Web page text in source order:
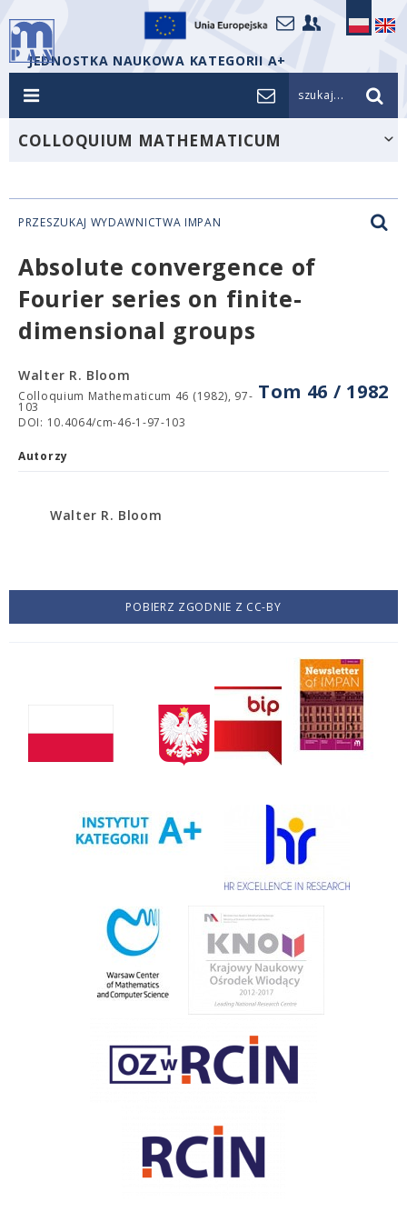
JEDNOSTKA NAUKOWA KATEGORII A+
szukaj...
COLLOQUIUM MATHEMATICUM
PRZESZUKAJ WYDAWNICTWA IMPAN
Absolute convergence of
Fourier series on finite-
dimensional groups
Tom 46 / 1982
Walter R. Bloom
Colloquium Mathematicum 46 (1982), 97-
103
DOI: 10.4064/cm-46-1-97-103
Autorzy
Walter R. Bloom
POBIERZ ZGODNIE Z CC-BY